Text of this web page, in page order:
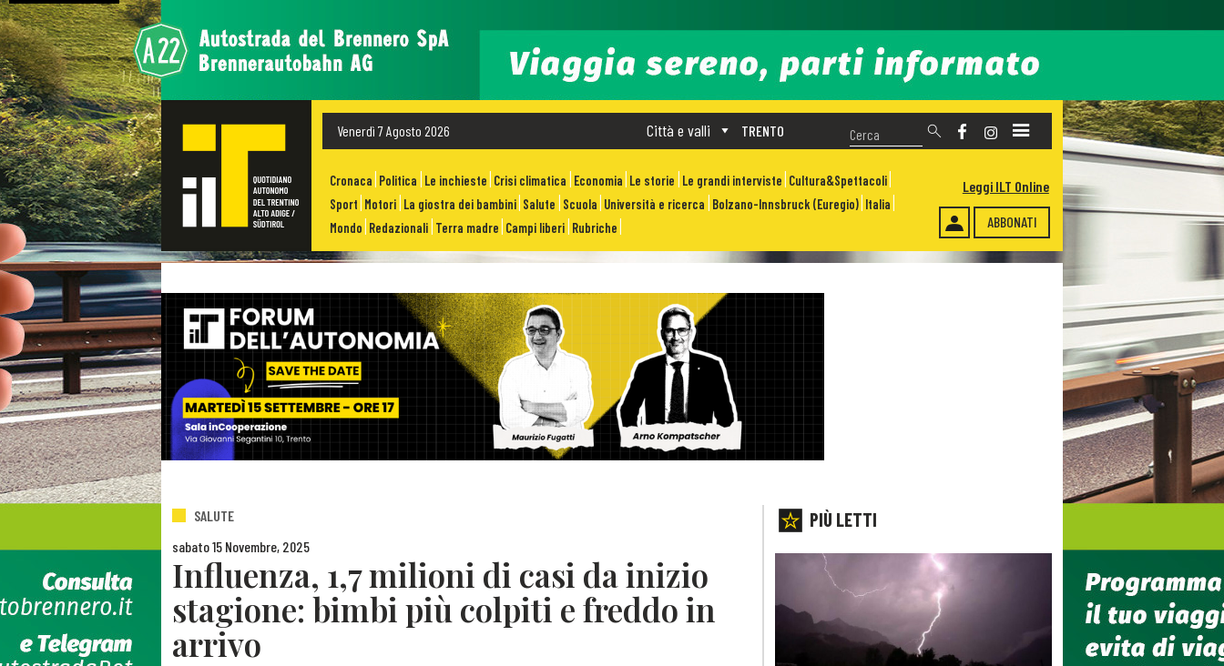
Venerdì 7 Agosto 2026 TRENTO
Città e valli
Cronaca Politica Le inchieste Crisi climatica Economia Le storie Le grandi interviste Cultura&Spettacoli
Sport Motori La giostra dei bambini Salute Scuola Università e ricerca Bolzano-Innsbruck (Euregio) Italia
Mondo Redazionali Terra madre Campi liberi Rubriche ABBONATI
Leggi ILT Online
SALUTE
sabato 15 Novembre, 2025
Influenza, 1,7 milioni di casi da inizio
stagione: bimbi più colpiti e freddo in
arrivo
PIÙ LETTI